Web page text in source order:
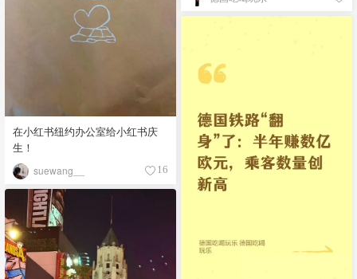
在小红书纽约办公室给小红书庆
生！
suewang__ 16